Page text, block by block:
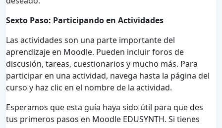
Sexto Paso: Participando en Actividades
Las actividades son una parte importante del
aprendizaje en Moodle. Pueden incluir foros de
discusión, tareas, cuestionarios y mucho más. Para
participar en una actividad, navega hasta la página del
curso y haz clic en el nombre de la actividad.
Esperamos que esta guía haya sido útil para que des
tus primeros pasos en Moodle EDUSYNTH. Si tienes